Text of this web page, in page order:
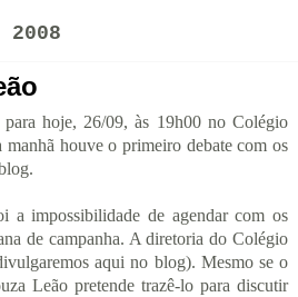
hoje, 26/09, às 19h00 no Colégio
houve o primeiro debate com os
a impossibilidade de agendar com os
de campanha. A diretoria do Colégio
aqui no blog). Mesmo se o
Leão pretende trazê-lo para discutir